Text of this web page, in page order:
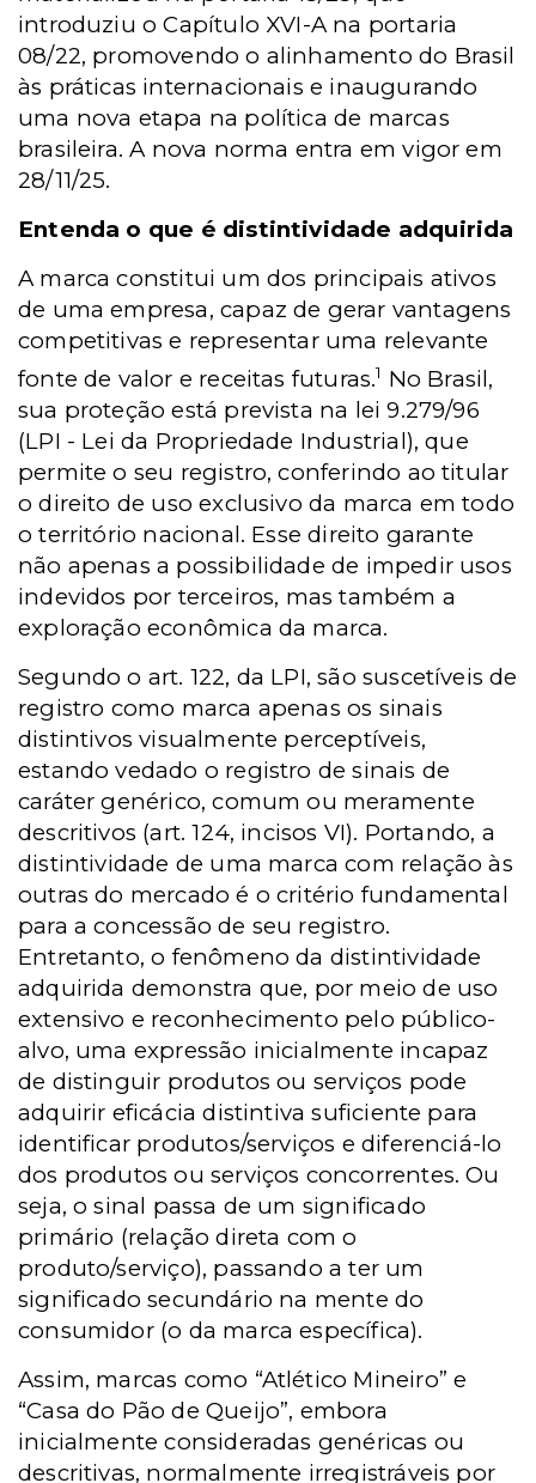
introduziu o Capítulo XVI-A na portaria
08/22, promovendo o alinhamento do Brasil
às práticas internacionais e inaugurando
uma nova etapa na política de marcas
brasileira. A nova norma entra em vigor em
28/11/25.
Entenda o que é distintividade adquirida
A marca constitui um dos principais ativos
de uma empresa, capaz de gerar vantagens
competitivas e representar uma relevante
fonte de valor e receitas futuras.1 No Brasil,
sua proteção está prevista na lei 9.279/96
(LPI - Lei da Propriedade Industrial), que
permite o seu registro, conferindo ao titular
o direito de uso exclusivo da marca em todo
o território nacional. Esse direito garante
não apenas a possibilidade de impedir usos
indevidos por terceiros, mas também a
exploração econômica da marca.
Segundo o art. 122, da LPI, são suscetíveis de
registro como marca apenas os sinais
distintivos visualmente perceptíveis,
estando vedado o registro de sinais de
caráter genérico, comum ou meramente
descritivos (art. 124, incisos VI). Portando, a
distintividade de uma marca com relação às
outras do mercado é o critério fundamental
para a concessão de seu registro.
Entretanto, o fenômeno da distintividade
adquirida demonstra que, por meio de uso
extensivo e reconhecimento pelo público-
alvo, uma expressão inicialmente incapaz
de distinguir produtos ou serviços pode
adquirir eficácia distintiva suficiente para
identificar produtos/serviços e diferenciá-lo
dos produtos ou serviços concorrentes. Ou
seja, o sinal passa de um significado
primário (relação direta com o
produto/serviço), passando a ter um
significado secundário na mente do
consumidor (o da marca específica).
Assim, marcas como “Atlético Mineiro” e
“Casa do Pão de Queijo”, embora
inicialmente consideradas genéricas ou
descritivas, normalmente irregistráveis por